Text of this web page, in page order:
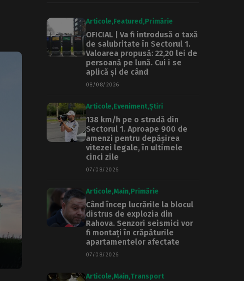
Articole Featured Primărie
OFICIAL | Va fi introdusă o taxă
de salubritate în Sectorul 1.
Valoarea propusă: 22,20 lei de
persoană pe lună. Cui i se
aplică și de când
08/08/2026
Articole Eveniment Știri
138 km/h pe o stradă din
Sectorul 1. Aproape 900 de
amenzi pentru depășirea
vitezei legale, în ultimele
cinci zile
07/08/2026
Articole Main Primărie
Când încep lucrările la blocul
distrus de explozia din
Rahova. Senzori seismici vor
fi montați în crăpăturile
apartamentelor afectate
07/08/2026
Articole Main Transport